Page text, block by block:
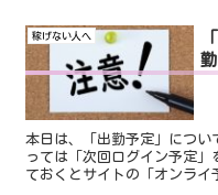
稼げない人へ
本日は、「出勤予定」につい
っては「次回ログイン予定
ておくとサイトの「オンライ